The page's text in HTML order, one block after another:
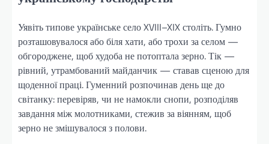
Уявіть типове українське село XVIII–XIX століть. Гумно
розташовувалося або біля хати, або трохи за селом —
обгороджене, щоб худоба не потоптала зерно. Тік —
рівний, утрамбований майданчик — ставав сценою для
щоденної праці. Гуменний розпочинав день ще до
світанку: перевіряв, чи не намокли снопи, розподіляв
завдання між молотниками, стежив за віянням, щоб
зерно не змішувалося з полови.